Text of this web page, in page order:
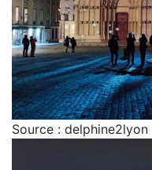
Source : delphine2lyon